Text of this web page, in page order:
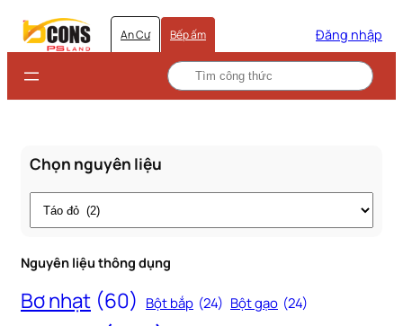
An Cư Bếp ấm Đăng nhập
Chọn nguyên liệu
Thẻ
Nguyên liệu thông dụng
Bơ nhạt (60) Bột bắp (24) Bột gạo (24)